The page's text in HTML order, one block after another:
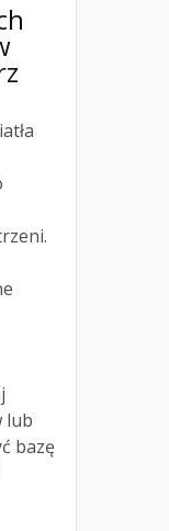
lub
bazę